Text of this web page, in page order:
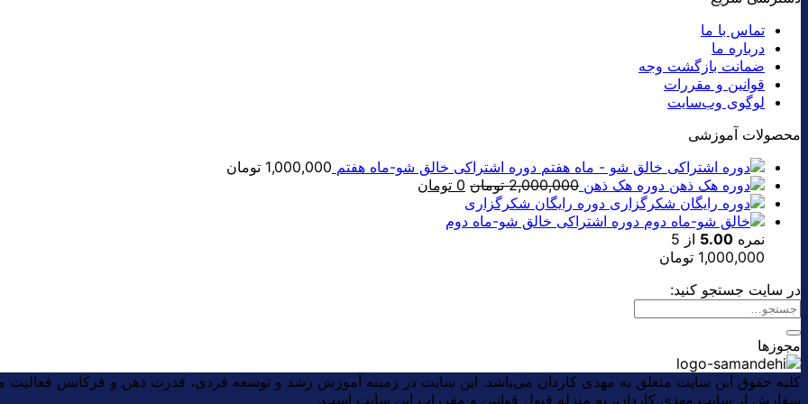
تماس با ما
درباره ما
ضمانت بازگشت وجه
قوانین و مقررات
لوگوی وب‌سایت
محصولات آموزشی
دوره اشتراکی خالق شو-ماه هفتم 1,000,000 تومان
دوره هک ذهن 2,000,000 تومان قیمت
اصلی:
0 تومان
دوره رایگان شکرگزاری
دوره اشتراکی خالق شو-ماه دوم
نمره 5.00 از 5
1,000,000 تومان
در سایت جستجو کنید:
مجوزها
کلیه حقوق این سایت متعلق به مهدی کاردان می‌باشد. این سایت در زمینه آموزش رشد و توسعه فردی، قدرت ذهن و فرکانس فعالیت
سفارش از سایت مهدی کاردان، به منزله قبول قوانین و مقررات این سایت است.